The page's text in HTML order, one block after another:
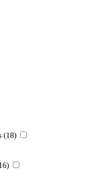
(18)